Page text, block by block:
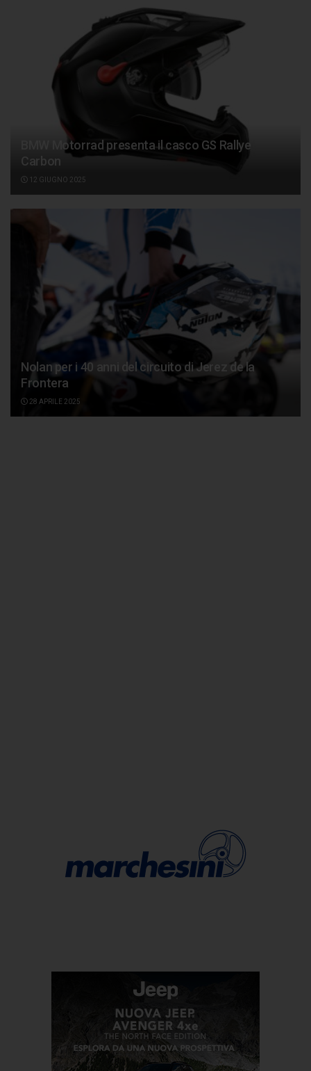
BMW Motorrad presenta il casco GS Rallye
Carbon
12 GIUGNO 2025
Nolan per i 40 anni del circuito di Jerez de la
Frontera
28 APRILE 2025